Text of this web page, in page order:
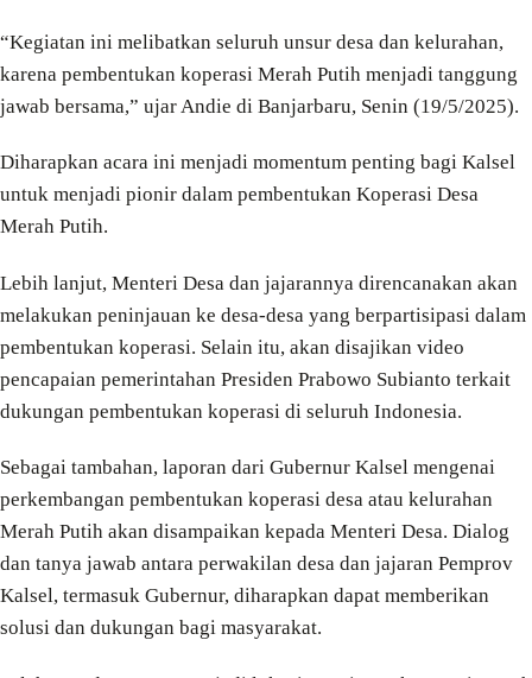
“Kegiatan ini melibatkan seluruh unsur desa dan kelurahan,
karena pembentukan koperasi Merah Putih menjadi tanggung
jawab bersama,” ujar Andie di Banjarbaru, Senin (19/5/2025).
Diharapkan acara ini menjadi momentum penting bagi Kalsel
untuk menjadi pionir dalam pembentukan Koperasi Desa
Merah Putih.
Lebih lanjut, Menteri Desa dan jajarannya direncanakan akan
melakukan peninjauan ke desa-desa yang berpartisipasi dalam
pembentukan koperasi. Selain itu, akan disajikan video
pencapaian pemerintahan Presiden Prabowo Subianto terkait
dukungan pembentukan koperasi di seluruh Indonesia.
Sebagai tambahan, laporan dari Gubernur Kalsel mengenai
perkembangan pembentukan koperasi desa atau kelurahan
Merah Putih akan disampaikan kepada Menteri Desa. Dialog
dan tanya jawab antara perwakilan desa dan jajaran Pemprov
Kalsel, termasuk Gubernur, diharapkan dapat memberikan
solusi dan dukungan bagi masyarakat.